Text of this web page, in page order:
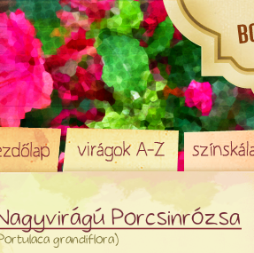
Porcsinrózsa
grandiflora)